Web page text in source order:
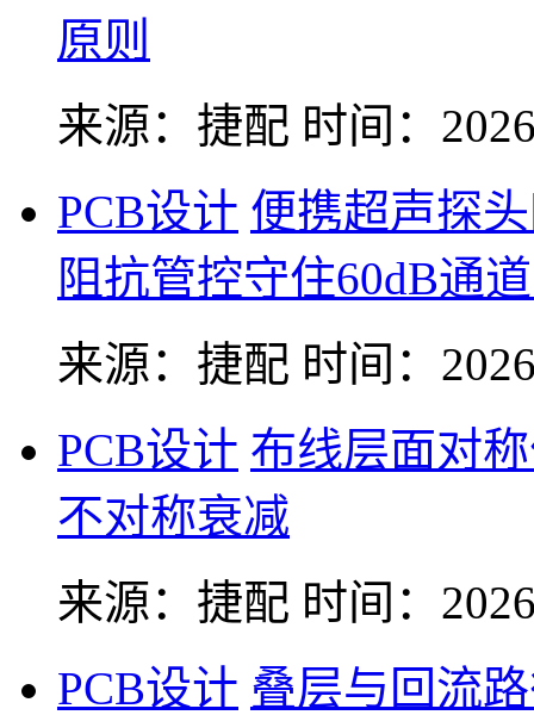
原则
来源：捷配 时间：
PCB设计 便携超声探
阻抗管控守住60dB通
来源：捷配 时间：
PCB设计 布线层面对
不对称衰减
来源：捷配 时间：
PCB设计 叠层与回流